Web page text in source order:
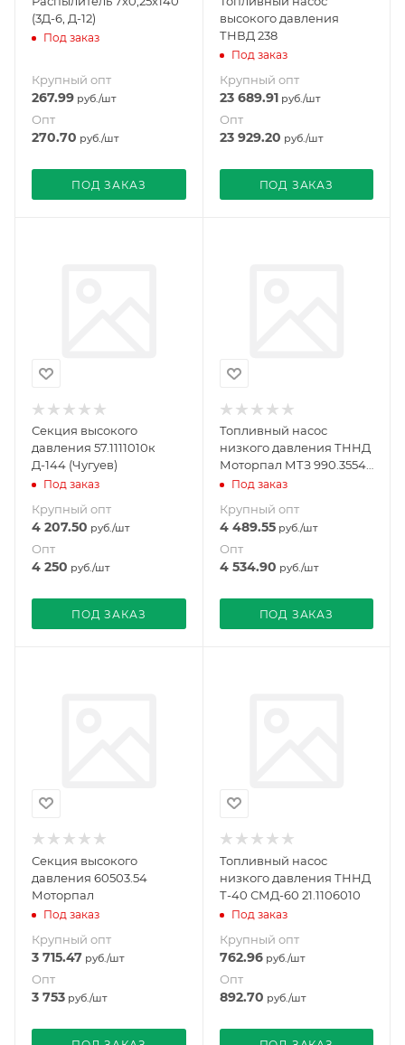
(3Д-6, Д-12)
Под заказ
Крупный опт
267.99 руб. /шт
Опт
270.70 руб. /шт
ПОД ЗАКАЗ
высокого давления
ТНВД 238
Под заказ
Крупный опт
23 689.91 руб. /шт
Опт
23 929.20 руб. /шт
ПОД ЗАКАЗ
Секция высокого
давления 57.1111010к
Д-144 (Чугуев)
Под заказ
Крупный опт
4 207.50 руб./шт
Опт
4 250 руб./шт
ПОД ЗАКАЗ
Топливный насос
низкого давления ТННД
Моторпал МТЗ 990.3554-
Р Под заказ
Крупный опт
4 489.55руб./шт
Опт
4 534.90 руб./шт
ПОД ЗАКАЗ
Секция высокого
давления 60503.54
Моторпал
Под заказ
Крупный опт
3 715.47 руб. /шт
Опт
3 753 руб. /шт
Топливный насос
низкого давления ТННД
Т-40 СМД-60 21.1106010
Под заказ
Крупный опт
762.96руб. /шт
Опт
892.70 руб. /шт